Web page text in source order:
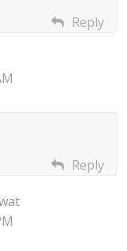
Reply
Reply